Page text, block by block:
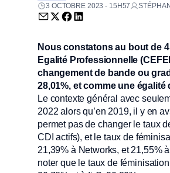
3 OCTOBRE 2023 - 15H57
Envoyer par email (nouvelle
Partager sur Twitter
Partager sur Facebook
Partager sur LinkedIn
Nous constatons au bout de
Egalité Professionnelle
changement de bande ou
28,01%, et comme une
Le contexte général avec
2022 alors qu’en 2019, il y en
permet pas de changer le taux
CDI actifs), et le taux de
21,39% à Networks, et 21,55%
noter que le taux de